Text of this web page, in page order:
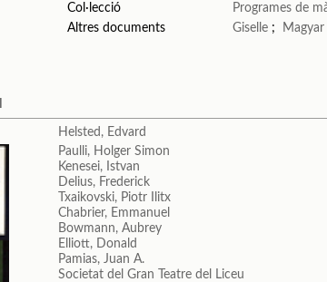
Col·lecció
Programes de
Altres documents
Giselle ;
Helsted, Edvard
Paulli, Holger Simon
Kenesei, Istvan
Delius, Frederick
Txaikovski, Piotr Ilitx
Chabrier, Emmanuel
Bowmann, Aubrey
Elliott, Donald
Pamias, Juan A.
Societat del Gran Teatre del Liceu